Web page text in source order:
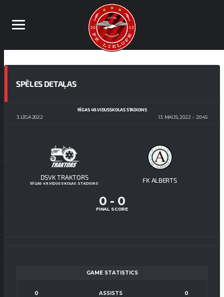
SPĒLES DETAĻAS
3. LĪGA 2022
RĪGAS 49.VIDUSSKOLAS STADIONS
13. MAIJS, 2022
20:45
DSVK TRAKTORS
RĪGAS 49.VIDUSSKOLAS STADIONS FK ALBERTS
0 - 0
FINAL SCORE
GAME STATISTICS
0 ASSISTS 0